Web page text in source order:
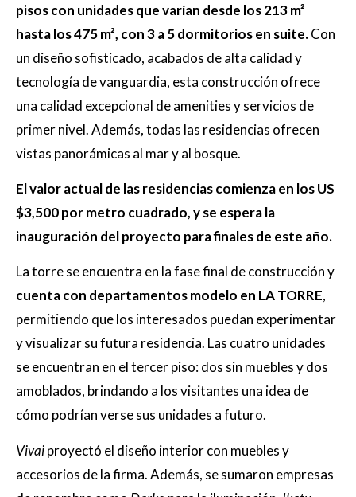
pisos con unidades que varían desde los 213 m²
hasta los 475 m², con 3 a 5 dormitorios en suite.Con
un diseño sofisticado, acabados de alta calidad y
tecnología de vanguardia, esta construcción ofrece
una calidad excepcional de amenities y servicios de
primer nivel. Además, todas las residencias ofrecen
vistas panorámicas al mar y al bosque.
El valor actual de las residencias comienza en los US
$3,500 por metro cuadrado, y se espera la
inauguración del proyecto para finales de este año.
La torre se encuentra en la fase final de construcción y
cuenta con departamentos modelo en LA TORRE,
permitiendo que los interesados puedan experimentar
y visualizar su futura residencia. Las cuatro unidades
se encuentran en el tercer piso: dos sin muebles y dos
amoblados, brindando a los visitantes una idea de
cómo podrían verse sus unidades a futuro.
Vivaiproyectó el diseño interior con muebles y
accesorios de la firma. Además, se sumaron empresas